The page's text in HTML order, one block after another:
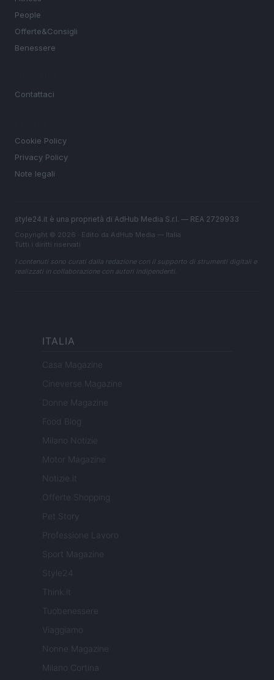
People
Offerte&Consigli
Benessere
Contattaci
Cookie Policy
Privacy Policy
Note legali
style24.it è una proprietà di AdHub Media S.r.l. — REA 2729933
Copyright © 2026 · Edito da AdHub Media — Italia
Tutti i diritti riservati
I contenuti sono curati dalla redazione con il supporto di strumenti digitali e
realizzati in collaborazione con autori indipendenti.
ITALIA
Casa Magazine
Cineverse Magazine
Donne Magazine
Food Blog
Milano Notizie
Motor Magazine
Notizie.it
Offerte Shopping
Pet Story
Professione Lavoro
Sport Magazine
Style24
Think.it
Tuobenessere
Viaggiamo
Nonne Magazine
Milano Cortina